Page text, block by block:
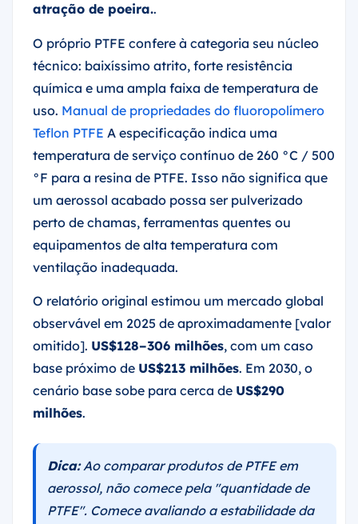
atração de poeira..
O próprio PTFE confere à categoria seu núcleo
técnico: baixíssimo atrito, forte resistência
química e uma ampla faixa de temperatura de
uso. Manual de propriedades do fluoropolímero
Teflon PTFE A especificação indica uma
temperatura de serviço contínuo de 260 °C / 500
°F para a resina de PTFE. Isso não significa que
um aerossol acabado possa ser pulverizado
perto de chamas, ferramentas quentes ou
equipamentos de alta temperatura com
ventilação inadequada.
O relatório original estimou um mercado global
observável em 2025 de aproximadamente [valor
omitido]. US$128–306 milhões, com um caso
base próximo de US$213 milhões. Em 2030, o
cenário base sobe para cerca de US$290
milhões.
Dica:Ao comparar produtos de PTFE em
aerossol, não comece pela "quantidade de
PTFE". Comece avaliando a estabilidade da